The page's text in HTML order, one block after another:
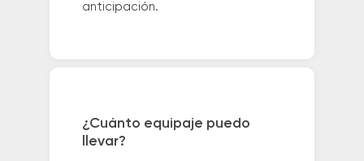
anticipación.
¿Cuánto equipaje puedo
llevar?